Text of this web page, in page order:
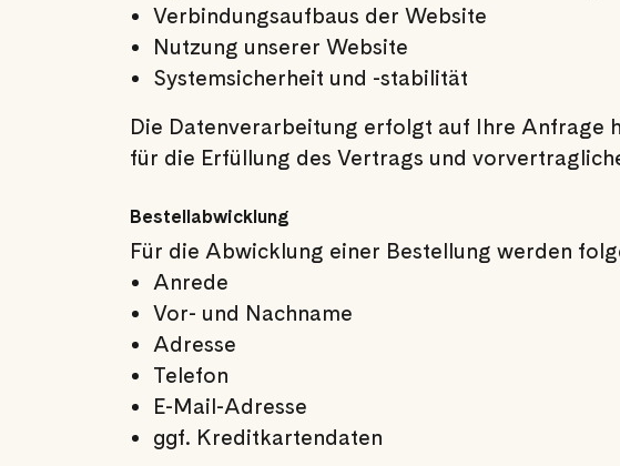
Verbindungsaufbaus der Website
Nutzung unserer Website
Systemsicherheit und -stabilität
Die Datenverarbeitung erfolgt auf Ihre Anfrage
für die Erfüllung des Vertrags und
Bestellabwicklung
Für die Abwicklung einer Bestellung werden
Anrede
Vor- und Nachname
Adresse
Telefon
E-Mail-Adresse
ggf. Kreditkartendaten